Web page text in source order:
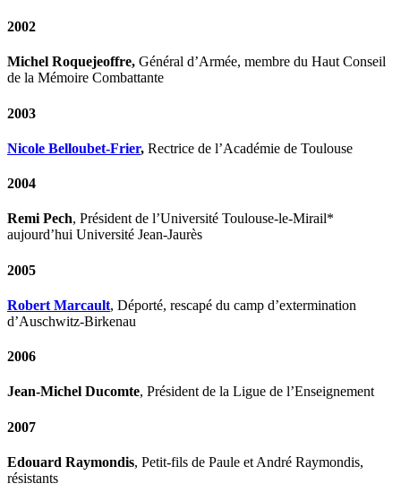
2002
Michel Roquejeoffre, Général d’Armée, membre du Haut Conseil
de la Mémoire Combattante
2003
Nicole Belloubet-Frier, Rectrice de l’Académie de Toulouse
2004
Remi Pech, Président de l’Université Toulouse-le-Mirail*
aujourd’hui Université Jean-Jaurès
2005
Robert Marcault, Déporté, rescapé du camp d’extermination
d’Auschwitz-Birkenau
2006
Jean-Michel Ducomte, Président de la Ligue de l’Enseignement
2007
Edouard Raymondis, Petit-fils de Paule et André Raymondis,
résistants